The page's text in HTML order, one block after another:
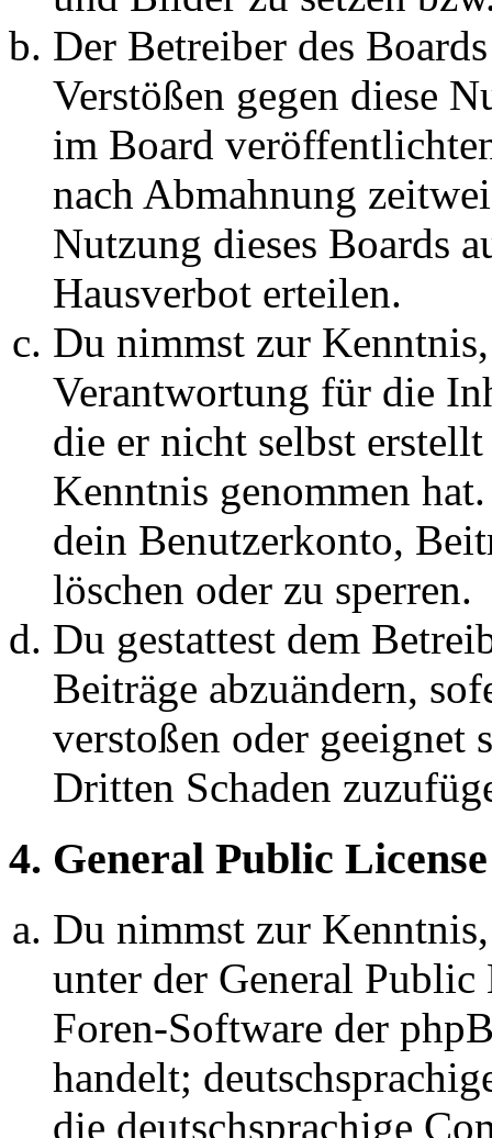
Der Betreiber des
Verstößen gegen diese
im Board
nach Abmahnung
Nutzung dieses Boards
Hausverbot erteilen.
Du nimmst zur
Verantwortung für die
die er nicht selbst
Kenntnis genommen
dein Benutzerkonto,
löschen oder zu sperren.
Du gestattest dem
Beiträge abzuändern,
verstoßen oder geeignet
Dritten Schaden
4. General Public License
Du nimmst zur
unter der General
Foren-Software der
handelt;
die deutschsprachige